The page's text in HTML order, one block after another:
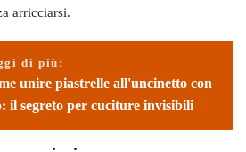
arricciarsi.
di più:
unire piastrelle all'uncinetto con
il segreto per cuciture invisibili